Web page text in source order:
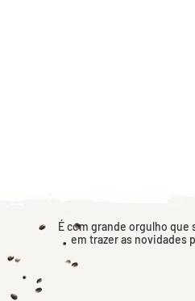
É com grande orgulho
em trazer as novidades